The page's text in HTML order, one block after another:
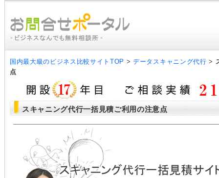
国内最大級のビジネス比較サイトTOP >データスキャニング代行 >
点
スキャニング代行一括見積ご利用の注意点